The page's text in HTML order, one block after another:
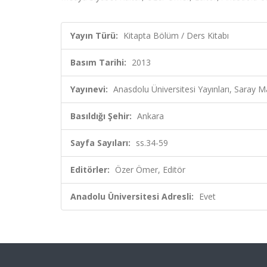
Yayın Türü: Kitapta Bölüm / Ders Kitabı
Basım Tarihi: 2013
Yayınevi: Anasdolu Üniversitesi Yayınları, Saray
Basıldığı Şehir: Ankara
Sayfa Sayıları: ss.34-59
Editörler: Özer Ömer, Editör
Anadolu Üniversitesi Adresli: Evet